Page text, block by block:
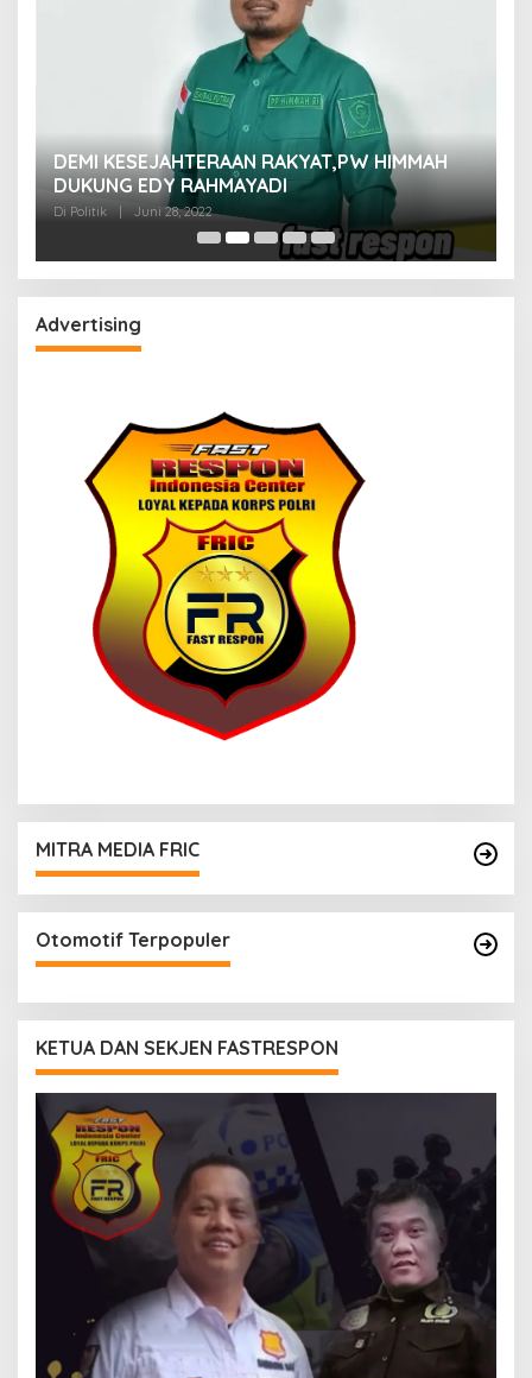
DEMI KESEJAHTERAAN RAKYAT,PW HIMMAH
DUKUNG EDY RAHMAYADI
Di Politik Juni 28, 2022
Advertising
MITRA MEDIA FRIC
Otomotif Terpopuler
KETUA DAN SEKJEN FASTRESPON